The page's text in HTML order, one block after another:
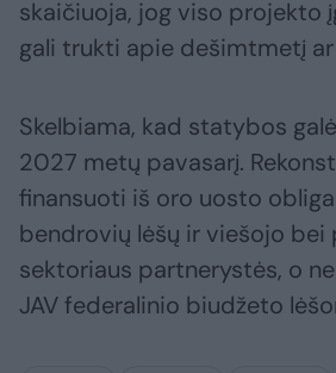
skaičiuoja, jog viso projekto
gali trukti apie dešimtmetį ar
Skelbiama, kad statybos
2027 metų pavasarį.
finansuoti iš oro uosto
bendrovių lėšų ir viešojo bei
sektoriaus partnerystės, o
JAV federalinio biudžeto